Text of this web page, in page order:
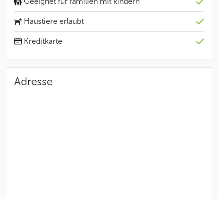
Haustiere erlaubt
Kreditkarte
Adresse